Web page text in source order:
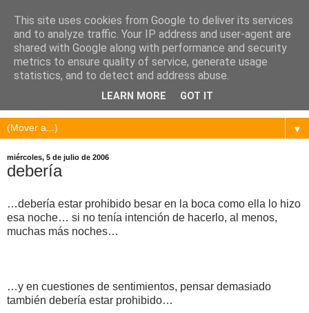
▼
miércoles, 5 de julio de 2006
debería
…debería estar prohibido besar en la boca como ella lo hizo
esa noche… si no tenía intención de hacerlo, al menos,
muchas más noches…
…y en cuestiones de sentimientos, pensar demasiado
también debería estar prohibido…
This site uses cookies from Google to deliver its services
and to analyze traffic. Your IP address and user-agent are
shared with Google along with performance and security
metrics to ensure quality of service, generate usage
statistics, and to detect and address abuse.
LEARN MORE GOT IT